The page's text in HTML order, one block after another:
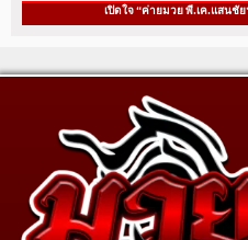
เปิดใจ “ค่ายมวย พี.เค.แสน